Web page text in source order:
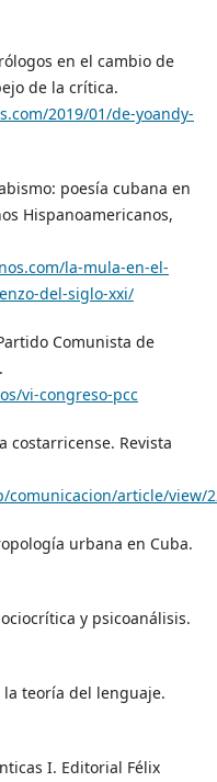
en el cambio de
de la crítica.
2019/01/de-yoandy-
poesía cubana en
Hispanoamericanos,
la-mula-en-el-
del-siglo-xxi/
Comunista de
vi-congreso-pcc
costarricense. Revista
article/view/
urbana en Cuba.
y psicoanálisis.
la teoría del lenguaje.
I. Editorial Félix